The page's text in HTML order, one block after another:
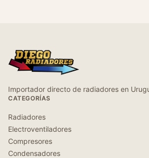
Importador directo de radiadores en
CATEGORÍAS
Radiadores
Electroventiladores
Compresores
Condensadores